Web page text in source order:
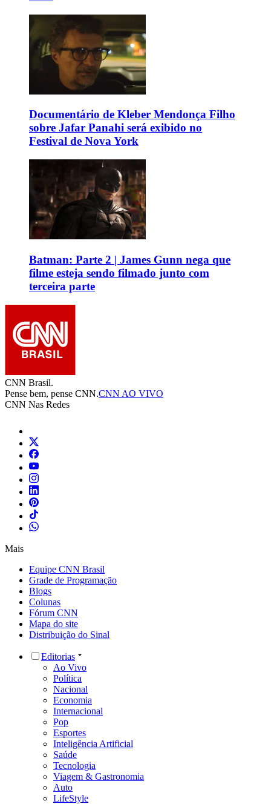
Documentário de Kleber Mendonça Filho
sobre Jafar Panahi será exibido no
Festival de Nova York
Batman: Parte 2 | James Gunn nega que
filme esteja sendo filmado junto com
terceira parte
CNN Brasil.
Pense bem, pense CNN.CNN AO VIVO
CNN Nas Redes
Mais
Equipe CNN Brasil
Grade de Programação
Blogs
Colunas
Fórum CNN
Mapa do site
Distribuição do Sinal
Editorias
Ao Vivo
Política
Nacional
Economia
Internacional
Pop
Esportes
Inteligência Artificial
Saúde
Tecnologia
Viagem & Gastronomia
Auto
LifeStyle